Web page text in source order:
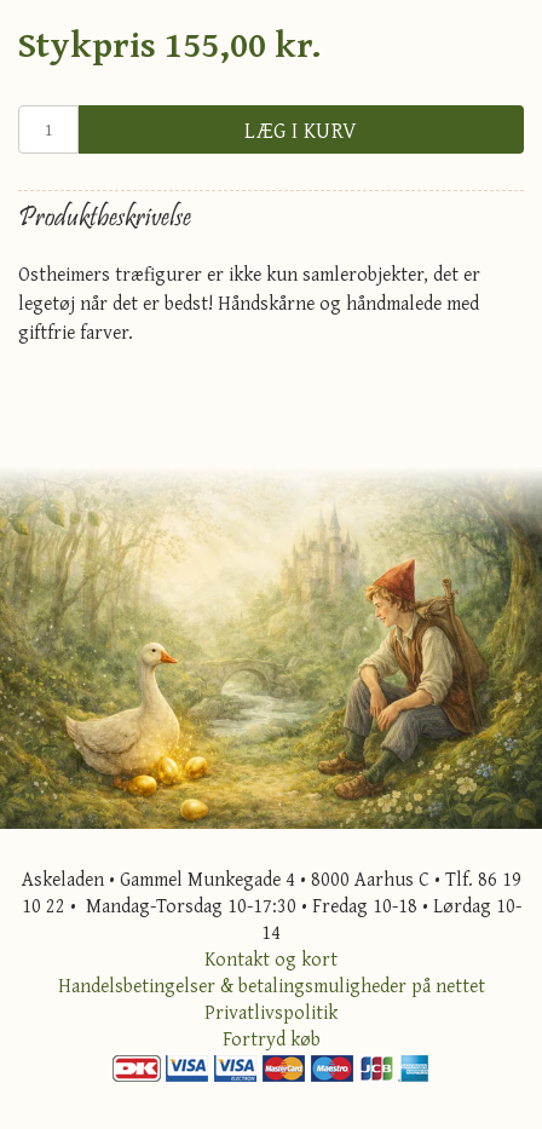
Stykpris 155,00 kr.
LÆG I KURV
Produktbeskrivelse
Ostheimers træfigurer er ikke kun samlerobjekter, det er
legetøj når det er bedst! Håndskårne og håndmalede med
giftfrie farver.
Askeladen • Gammel Munkegade 4 • 8000 Aarhus C • Tlf. 86 19
10 22 • Mandag-Torsdag 10-17:30 • Fredag 10-18 • Lørdag 10-
14
Kontakt og kort
Handelsbetingelser & betalingsmuligheder på nettet
Privatlivspolitik
Fortryd køb